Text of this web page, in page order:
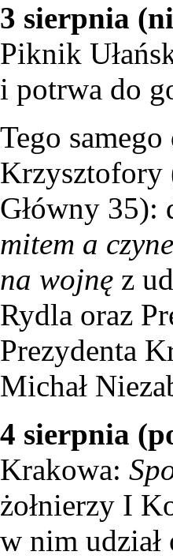
3 sierpnia
Piknik
i potrwa do
Tego
Krzysztofory
Główny 35):
mitem a
na wojnę z
Rydla oraz
Prezydenta
Michał
4 sierpnia
Krakowa:
żołnierzy I
w nim udział